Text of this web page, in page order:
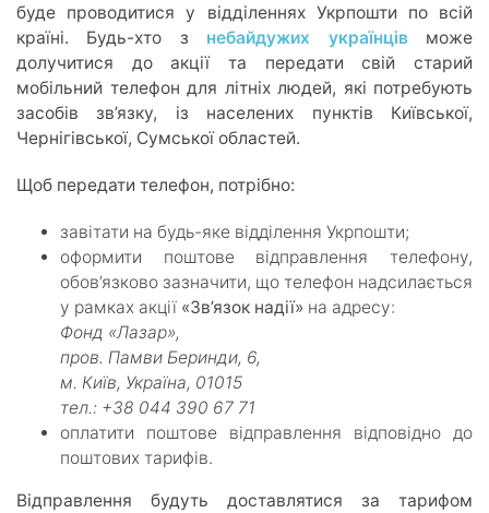
буде проводитися у відділеннях Укрпошти по всій
країні. Будь-хто з небайдужих українцівможе
долучитися до акції та передати свій старий
мобільний телефон для літніх людей, які потребують
засобів зв’язку, із населених пунктів Київської,
Чернігівської, Сумської областей.
Щоб передати телефон, потрібно:
завітати на будь-яке відділення Укрпошти;
оформити поштове відправлення телефону,
обов’язково зазначити, що телефон надсилається
у рамках акції «Зв’язок надії» на адресу:
Фонд «Лазар»,
пров. Памви Беринди, 6,
м. Київ, Україна, 01015
тел.: +38 044 390 67 71
оплатити поштове відправлення відповідно до
поштових тарифів.
Відправлення будуть доставлятися за тарифом